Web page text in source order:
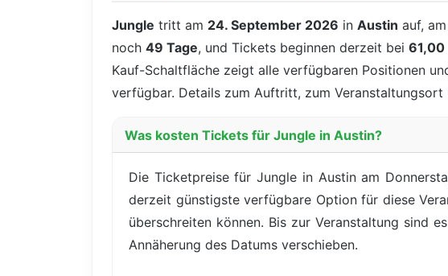
Jungle tritt am 24. September 2026 in Austin auf,
noch 49 Tage, und Tickets beginnen derzeit bei 61,00
Kauf-Schaltfläche zeigt alle verfügbaren Positionen
verfügbar. Details zum Auftritt, zum Veranstaltungsort
Was kosten Tickets für Jungle in Austin?
Die Ticketpreise für Jungle in Austin am
derzeit günstigste verfügbare Option für diese
überschreiten können. Bis zur Veranstaltung sind
Annäherung des Datums verschieben.